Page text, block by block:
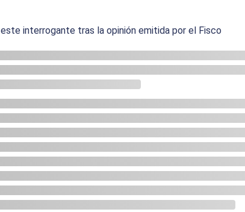
interrogante tras la opinión emitida por el Fisco